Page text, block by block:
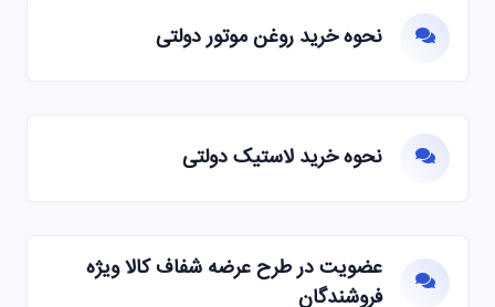
نحوه خرید روغن موتور دولتی
نحوه خرید لاستیک دولتی
عضویت در طرح عرضه شفاف کالا ویژه
فروشندگان